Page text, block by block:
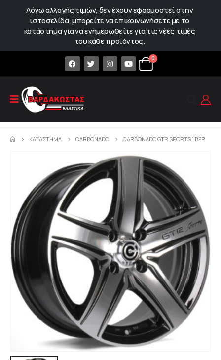
Λόγω αλλαγής τιμών, δεν έχουν εφαρμοστεί στην
ιστοσελίδα, μπορείτε να επικοινωνήσετε με το
κατάστημα για να ενημερωθείτε για τις νέες τιμές
του κάθε προϊόντος.
0
ΚΑΤΆΣΤΗΜΑ CARBONADO CARBONADO GTR SPORTS 1 BFP